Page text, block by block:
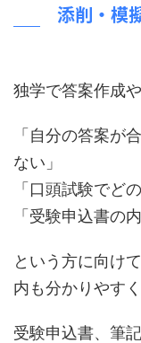
添削・模
独学で答案作成
「自分の答案が
ない」
「口頭試験でど
「受験申込書の
という方に向け
内も分かりやす
受験申込書、筆